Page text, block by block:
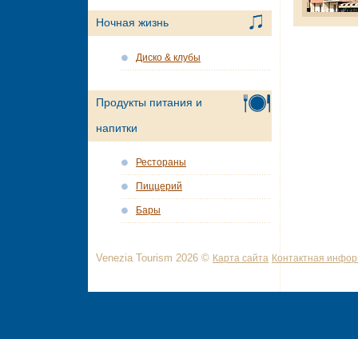
Ночная жизнь
Диско & клубы
Продукты питания и
напитки
Рестораны
Пиццерий
Бары
Venezia Tourism 2026 © Карта сайта Контактная